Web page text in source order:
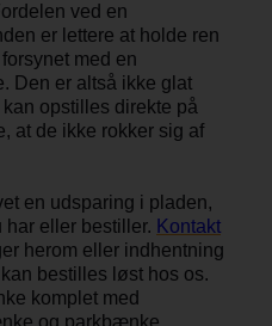
ved en
er lettere at holde ren
med en
Den er altså ikke glat
opstilles direkte på
at de ikke rokker sig af
en udsparing i pladen,
eller bestiller. Kontakt
herom eller indhentning
bestilles løst hos os.
komplet med